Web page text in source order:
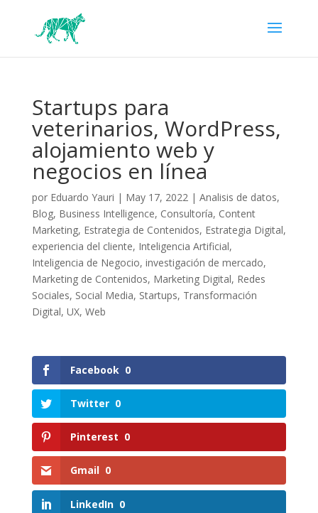
Startups para
veterinarios, WordPress,
alojamiento web y
negocios en línea
por Eduardo Yauri | May 17, 2022| Analisis de datos,
Blog, Business Intelligence, Consultoría, Content
Marketing, Estrategia de Contenidos, Estrategia Digital,
experiencia del cliente, Inteligencia Artificial,
Inteligencia de Negocio, investigación de mercado,
Marketing de Contenidos, Marketing Digital, Redes
Sociales, Social Media, Startups, Transformación
Digital, UX, Web
Facebook 0
Twitter 0
Pinterest 0
Gmail 0
LinkedIn 0